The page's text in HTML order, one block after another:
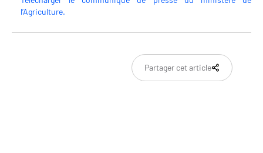
l’Agriculture.
Partager cet article